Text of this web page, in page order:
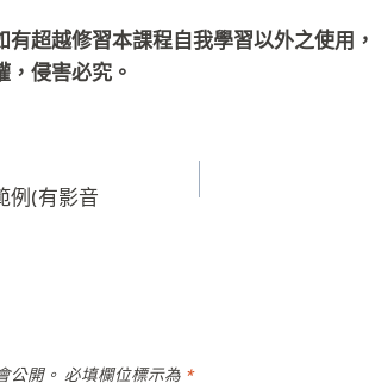
超越修習本課程自我學習以外之使用，
侵害必究。
(有影音
公開。 必填欄位標示為 *